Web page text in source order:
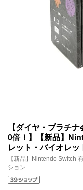
【ダイヤ・プラチ
0倍！】【新品】
レット・バイオレ
【新品】Nintendo Switch
ション